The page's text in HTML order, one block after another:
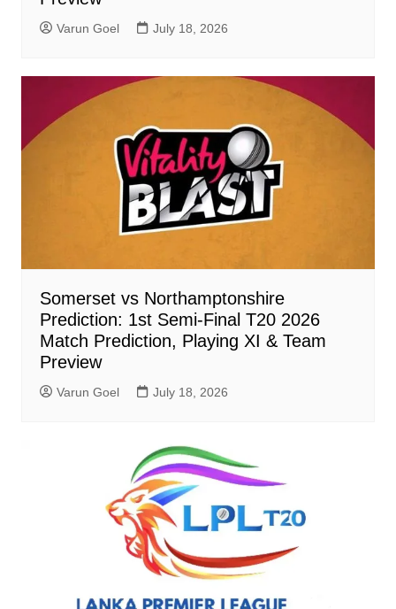
Varun Goel July 18, 2026
Somerset vs Northamptonshire
Prediction: 1st Semi-Final T20 2026
Match Prediction, Playing XI & Team
Preview
Varun Goel July 18, 2026